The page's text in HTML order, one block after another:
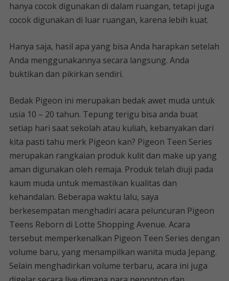
hanya cocok digunakan di dalam ruangan, tetapi juga
cocok digunakan di luar ruangan, karena lebih kuat.
Hanya saja, hasil apa yang bisa Anda harapkan setelah
Anda menggunakannya secara langsung. Anda
buktikan dan pikirkan sendiri.
Bedak Pigeon ini merupakan bedak awet muda untuk
usia 10 – 20 tahun. Tepung terigu bisa anda buat
setiap hari saat sekolah atau kuliah, kebanyakan dari
kita pasti tahu merk Pigeon kan? Pigeon Teen Series
merupakan rangkaian produk kulit dan make up yang
aman digunakan oleh remaja. Produk telah diuji pada
kaum muda untuk memastikan kualitas dan
kehandalan. Beberapa waktu lalu, saya
berkesempatan menghadiri acara peluncuran Pigeon
Teens Reborn di Lotte Shopping Avenue. Acara
tersebut memperkenalkan Pigeon Teen Series dengan
volume baru, yang menampilkan wanita muda Jepang.
Selain menghadirkan volume terbaru, acara ini juga